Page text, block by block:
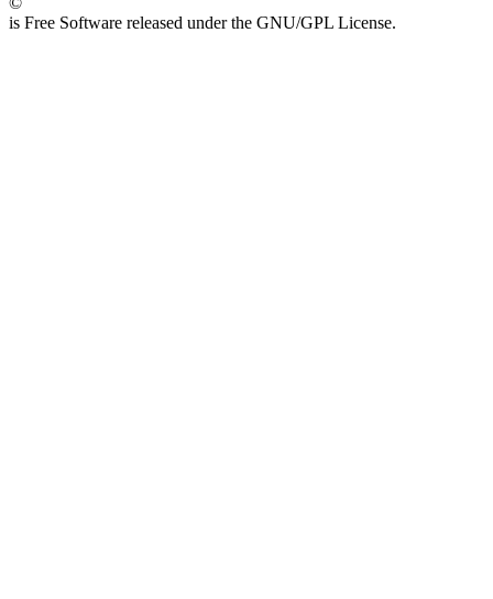
is Free Software released under the GNU/GPL License.